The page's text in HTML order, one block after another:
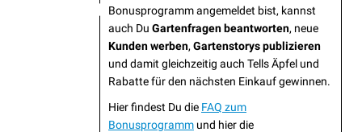
Bonusprogramm angemeldet bist, kannst
auch Du Gartenfragen beantworten, neue
Kunden werben, Gartenstorys publizieren
und damit gleichzeitig auch Tells Äpfel und
Rabatte für den nächsten Einkauf gewinnen.
Hier findest Du die FAQ zum
Bonusprogramm und hier die